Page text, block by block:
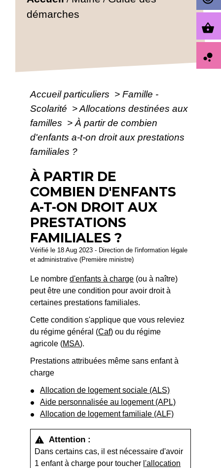
démarches
Accueil particuliers > Famille -
Scolarité >Allocations destinées aux
familles > À partir de combien
d'enfants a-t-on droit aux prestations
familiales ?
À PARTIR DE
COMBIEN D'ENFANTS
A-T-ON DROIT AUX
PRESTATIONS
FAMILIALES ?
Vérifié le 18 Aug 2023 - Direction de l'information légale
et administrative (Première ministre)
Le nombred'enfants à charge (ou à naître)
peut être une condition pour avoir droit à
certaines prestations familiales.
Cette condition s'applique que vous releviez
du régime général (Caf) ou du régime
agricole (MSA).
Prestations attribuées même sans enfant à
charge
Allocation de logement sociale (ALS)
Aide personnalisée au logement (APL)
Allocation de logement familiale (ALF)
warning Attention :
Dans certains cas, il est nécessaire d'avoir
1 enfant à charge pour toucher l'allocation
shopping_basket
bubble_chart